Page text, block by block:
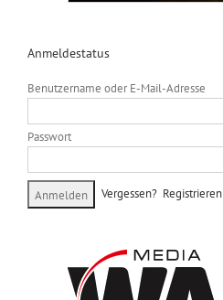
Anmeldestatus
Benutzername oder E-Mail-Adresse
Passwort
Vergessen? Registrieren